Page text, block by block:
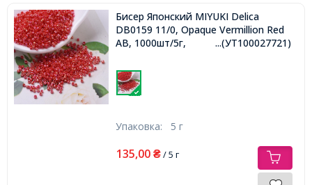
Бисер Японский MIYUKI Delica
DB0159 11/0, Opaque Vermillion Red
AB, 1000шт/5г,
...(УТ100027721)
Упаковка: 5 г
135,00 ₴/ 5 г